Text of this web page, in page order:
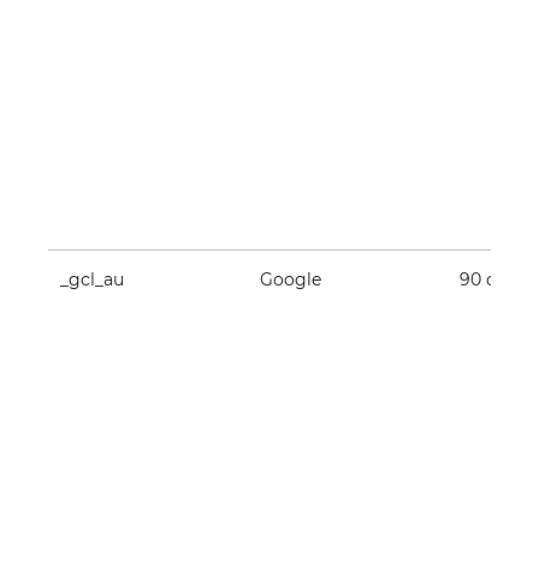
_gcl_au Google 90 días